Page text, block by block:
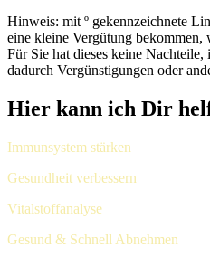
Hinweis: mit º gekennzeichnete
eine kleine Vergütung bekommen,
Für Sie hat dieses keine
dadurch Vergünstigungen oder
Hier kann ich Dir
Immunsystem stärken
Gesundheit verbessern
Vitalstoffanalyse
Gesund & Schnell Abnehmen